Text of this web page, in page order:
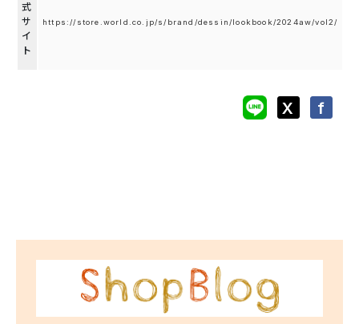
式
サ
イ
ト
https://store.world.co.jp/s/brand/dessin/lookbook/2024aw/vol2/
X f